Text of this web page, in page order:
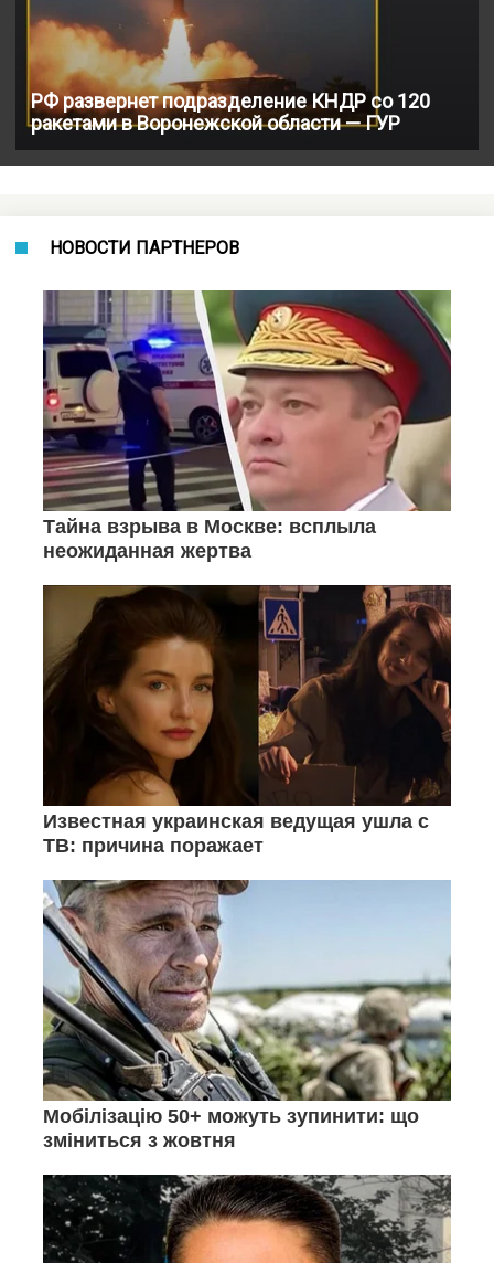
РФ развернет подразделение КНДР со 120
ракетами в Воронежской области — ГУР
НОВОСТИ ПАРТНЕРОВ